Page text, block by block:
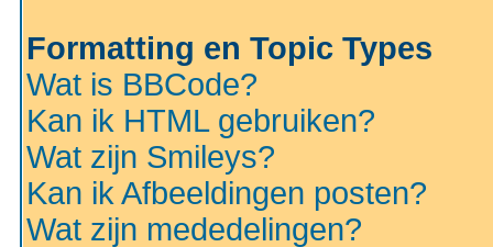
Formatting en Topic Types
Wat is BBCode?
Kan ik HTML gebruiken?
Wat zijn Smileys?
Kan ik Afbeeldingen posten?
Wat zijn mededelingen?